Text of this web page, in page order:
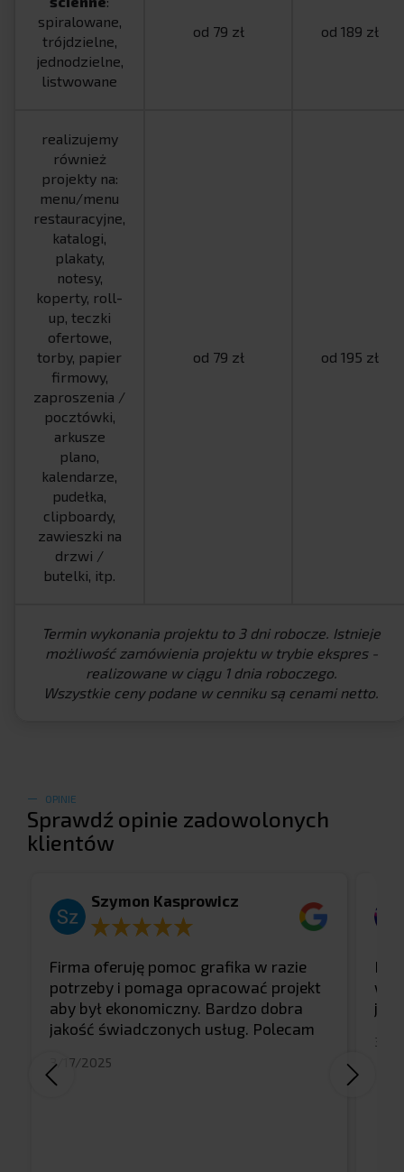
spiralowane,
trójdzielne,
jednodzielne,
listwowane
od 79 zł od 189 zł
realizujemy
również
projekty na:
menu/menu
restauracyjne,
katalogi,
plakaty,
notesy,
koperty, roll-
up, teczki
ofertowe,
torby, papier
firmowy,
zaproszenia /
pocztówki,
arkusze
plano,
kalendarze,
pudełka,
clipboardy,
zawieszki na
drzwi /
butelki, itp.
od 79 zł od 195 zł
Termin wykonania projektu to 3 dni robocze. Istnieje
możliwość zamówienia projektu w trybie ekspres -
realizowane w ciągu 1 dnia roboczego.
Wszystkie ceny podane w cenniku są cenami netto.
OPINIE
Sprawdź opinie zadowolonych
klientów
Szymon Kasprowicz
Firma oferuję pomoc grafika w razie
potrzeby i pomaga opracować projekt
aby był ekonomiczny. Bardzo dobra
jakość świadczonych usług. Polecam
3/17/2025
3/